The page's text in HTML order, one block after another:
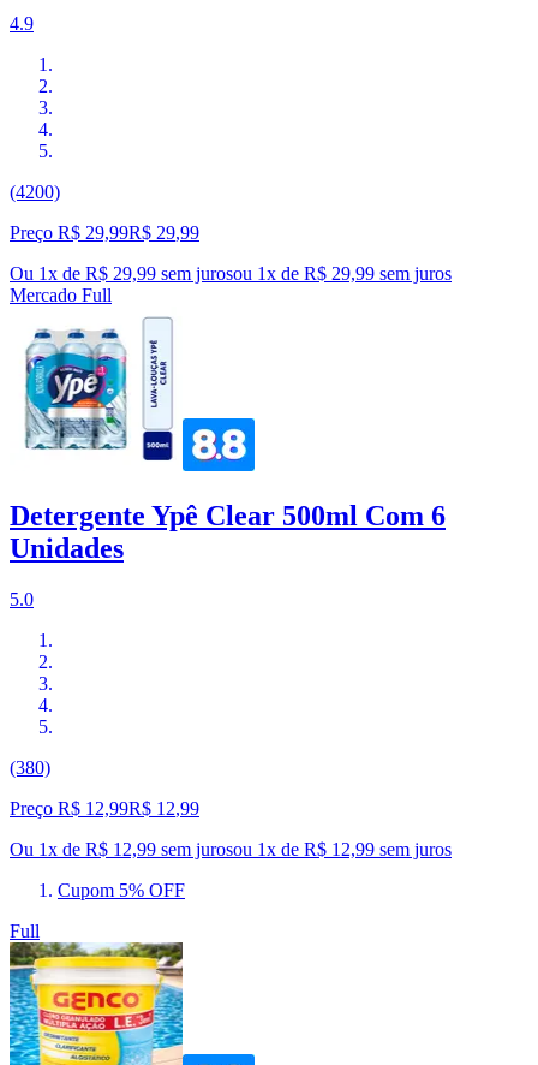
4.9
(4200)
Preço R$ 29,99R$ 29,99
Ou 1x de R$ 29,99 sem jurosou 1x de R$ 29,99 sem juros
Mercado Full
Detergente Ypê Clear 500ml Com 6
Unidades
5.0
(380)
Preço R$ 12,99R$ 12,99
Ou 1x de R$ 12,99 sem jurosou 1x de R$ 12,99 sem juros
Cupom 5% OFF
Full